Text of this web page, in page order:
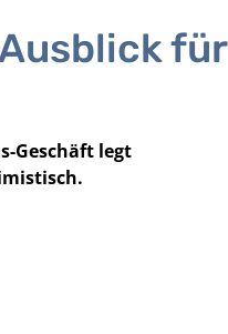
für
Geschäft legt